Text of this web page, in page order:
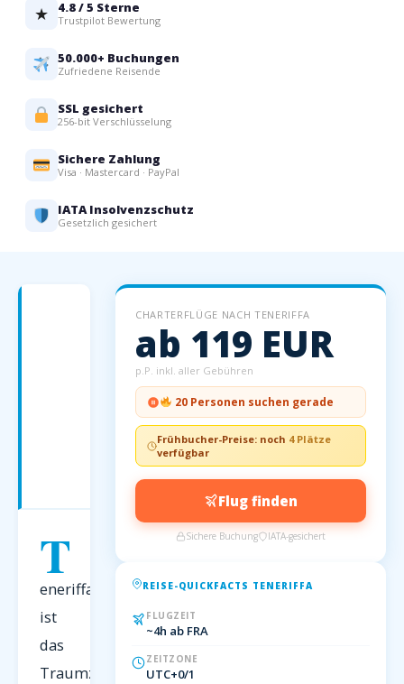
★ 4.8 / 5 Sterne
Trustpilot Bewertung
50.000+ Buchungen
Zufriedene Reisende
SSL gesichert
256-bit Verschlüsselung
Sichere Zahlung
Visa · Mastercard · PayPal
IATA Insolvenzschutz
Gesetzlich gesichert
T
eneriffa
ist
das
Traumziel
CHARTERFLÜGE NACH TENERIFFA
ab 119 EUR
p.P. inkl. aller Gebühren
20 Personen suchen gerade
Frühbucher-Preise: noch 4 Plätze
verfügbar
Flug finden
Sichere Buchung IATA-gesichert
REISE-QUICKFACTS TENERIFFA
FLUGZEIT
~4h ab FRA
ZEITZONE
UTC+0/1